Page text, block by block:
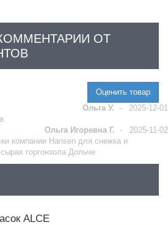
ОТ
Оценить товар
Ольга У. -
2025-12-01
Ольга Игоревна Г. -
2025-11-02
компании Hansen для снежка и
горгонзола Дольче
ALCE